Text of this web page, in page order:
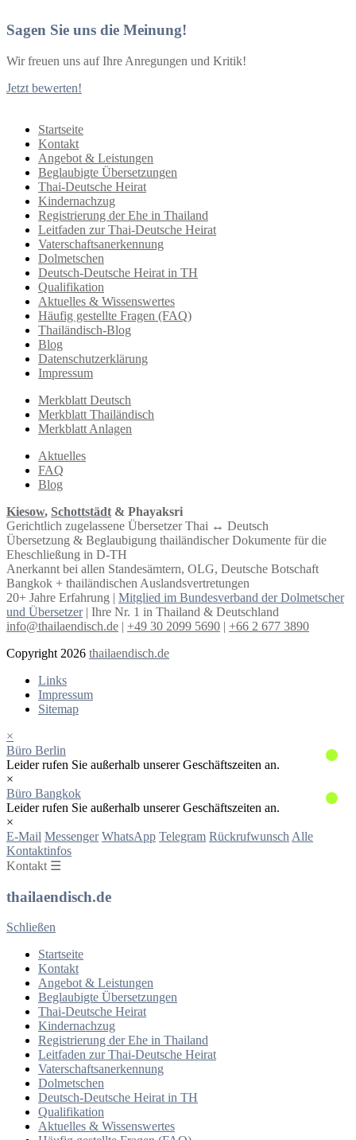
Sagen Sie uns die Meinung!
Wir freuen uns auf Ihre Anregungen und Kritik!
Jetzt bewerten!
Startseite
Kontakt
Angebot & Leistungen
Beglaubigte Übersetzungen
Thai-Deutsche Heirat
Kindernachzug
Registrierung der Ehe in Thailand
Leitfaden zur Thai-Deutsche Heirat
Vaterschaftsanerkennung
Dolmetschen
Deutsch-Deutsche Heirat in TH
Qualifikation
Aktuelles & Wissenswertes
Häufig gestellte Fragen (FAQ)
Thailändisch-Blog
Blog
Datenschutzerklärung
Impressum
Merkblatt Deutsch
Merkblatt Thailändisch
Merkblatt Anlagen
Aktuelles
FAQ
Blog
Kiesow, Schottstädt & Phayaksri
Gerichtlich zugelassene Übersetzer Thai ↔︎ Deutsch
Übersetzung & Beglaubigung thailändischer Dokumente für die
Eheschließung in D-TH
Anerkannt bei allen Standesämtern, OLG, Deutsche Botschaft
Bangkok + thailändischen Auslandsvertretungen
20+ Jahre Erfahrung | Mitglied im Bundesverband der Dolmetscher
und Übersetzer| Ihre Nr. 1 in Thailand & Deutschland
info@thailaendisch.de | +49 30 2099 5690 | +66 2 677 3890
Copyright 2026 thailaendisch.de
Links
Impressum
Sitemap
×
Büro Berlin
Leider rufen Sie außerhalb unserer Geschäftszeiten an.
×
Büro Bangkok
Leider rufen Sie außerhalb unserer Geschäftszeiten an.
×
E-Mail Messenger WhatsApp Telegram Rückrufwunsch Alle
Kontaktinfos
Kontakt ☰
thailaendisch.de
Schließen
Startseite
Kontakt
Angebot & Leistungen
Beglaubigte Übersetzungen
Thai-Deutsche Heirat
Kindernachzug
Registrierung der Ehe in Thailand
Leitfaden zur Thai-Deutsche Heirat
Vaterschaftsanerkennung
Dolmetschen
Deutsch-Deutsche Heirat in TH
Qualifikation
Aktuelles & Wissenswertes